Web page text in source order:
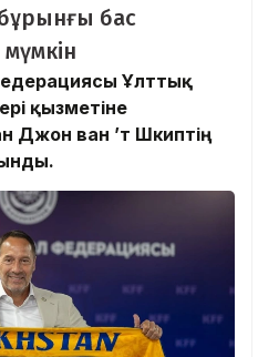
бас
Ұлттық
қызметіне
Джон ван ’т Шкиптің